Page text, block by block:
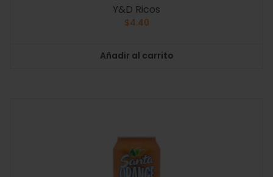
Y&D Ricos
$4.40
Añadir al carrito